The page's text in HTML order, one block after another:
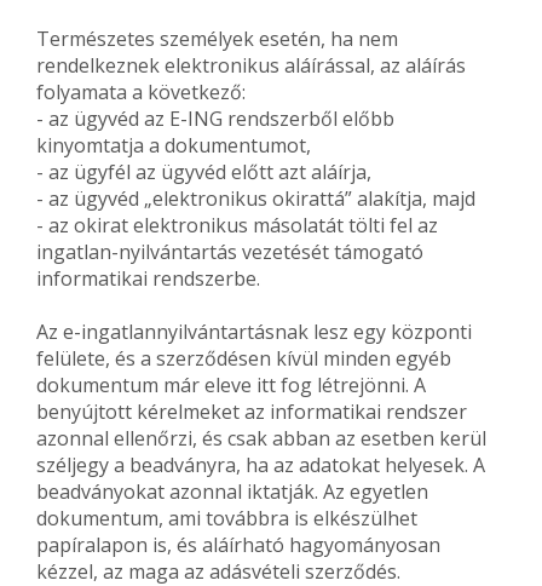
Természetes személyek esetén, ha nem
rendelkeznek elektronikus aláírással, az aláírás
folyamata a következő:
- az ügyvéd az E-ING rendszerből előbb
kinyomtatja a dokumentumot,
- az ügyfél az ügyvéd előtt azt aláírja,
- az ügyvéd „elektronikus okirattá” alakítja, majd
- az okirat elektronikus másolatát tölti fel az
ingatlan-nyilvántartás vezetését támogató
informatikai rendszerbe.
Az e-ingatlannyilvántartásnak lesz egy központi
felülete, és a szerződésen kívül minden egyéb
dokumentum már eleve itt fog létrejönni. A
benyújtott kérelmeket az informatikai rendszer
azonnal ellenőrzi, és csak abban az esetben kerül
széljegy a beadványra, ha az adatokat helyesek. A
beadványokat azonnal iktatják. Az egyetlen
dokumentum, ami továbbra is elkészülhet
papíralapon is, és aláírható hagyományosan
kézzel, az maga az adásvételi szerződés.